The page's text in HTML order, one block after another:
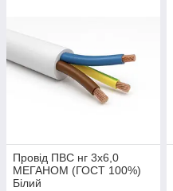
Провід ПВС нг 3х6,0
МЕГАНОМ (ГОСТ 100%)
Білий